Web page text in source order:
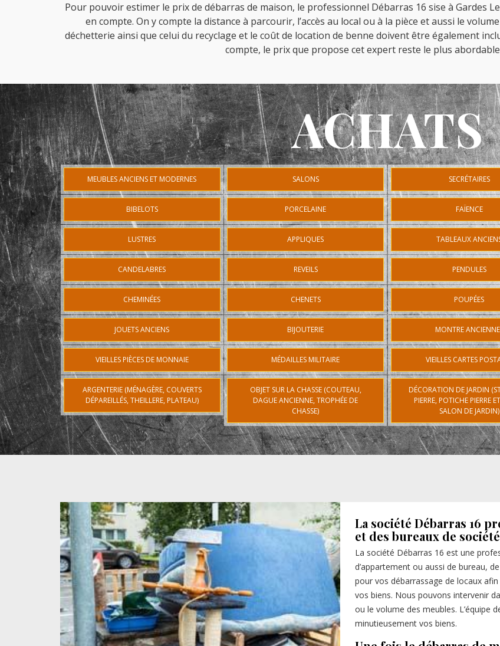
Pour pouvoir estimer le prix de débarras de maison, le professionnel Débarras 16 sise à Gardes
en compte. On y compte la distance à parcourir, l’accès au local ou à la pièce et aussi le
déchetterie ainsi que celui du recyclage et le coût de location de benne doivent être également
compte, le prix que propose cet expert reste le plus
ACHATS
MEUBLES ANCIENS ET MODERNES SALONS SECRÉTAIRES
BIBELOTS PORCELAINE FAÏENCE
LUSTRES APPLIQUES TABLEAUX
CANDELABRES REVEILS PENDULES
CHEMINÉES CHENETS POUPÉES
JOUETS ANCIENS BIJOUTERIE MONTRE
VIEILLES PIÈCES DE MONNAIE MÉDAILLES MILITAIRE VIEILLES CARTES
ARGENTERIE (MÉNAGÈRE, COUVERTS
DÉPAREILLÉS, THEILLERE, PLATEAU)
OBJET SUR LA CHASSE (COUTEAU,
DAGUE ANCIENNE, TROPHÉE DE
CHASSE)
DÉCORATION DE JARDIN
PIERRE, POTICHE PIERRE
SALON DE JARDIN)
La société Débarras 16
et des bureaux de société
La société Débarras 16 est une
d’appartement ou aussi de bureau,
pour vos débarrassage de locaux
vos biens. Nous pouvons intervenir
ou le volume des meubles. L’équipe
minutieusement vos biens.